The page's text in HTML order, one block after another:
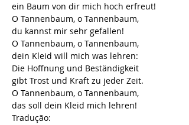
ein Baum von dir mich hoch erfreut!
O Tannenbaum, o Tannenbaum,
du kannst mir sehr gefallen!
O Tannenbaum, o Tannenbaum,
dein Kleid will mich was lehren:
Die Hoffnung und Beständigkeit
gibt Trost und Kraft zu jeder Zeit.
O Tannenbaum, o Tannenbaum,
das soll dein Kleid mich lehren!
Tradução: